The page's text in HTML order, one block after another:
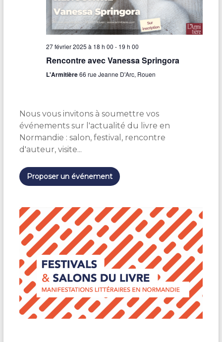
r
é
v
e
r
27 février 2025 à 18 h 00 - 19 h 00
Rencontre avec Vanessa Springora
L'Armitière66 rue Jeanne D'Arc, Rouen
Nous vous invitons à soumettre vos
événements sur l'actualité du livre en
Normandie : salon, festival, rencontre
d'auteur, visite...
Proposer un événement